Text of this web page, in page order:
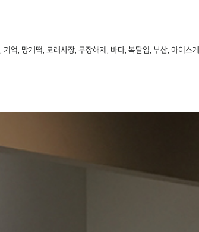
, 기억, 망개떡, 모래사장, 무장해제 , 바다, 복달임, 부산, 아이스케